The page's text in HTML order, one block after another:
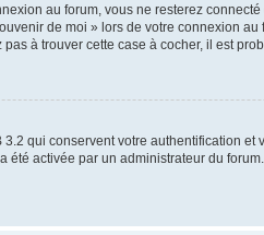
au forum, vous ne resterez
de moi » lors de votre connexion
à trouver cette case à cocher, il est
qui conservent votre authentification
été activée par un administrateur du